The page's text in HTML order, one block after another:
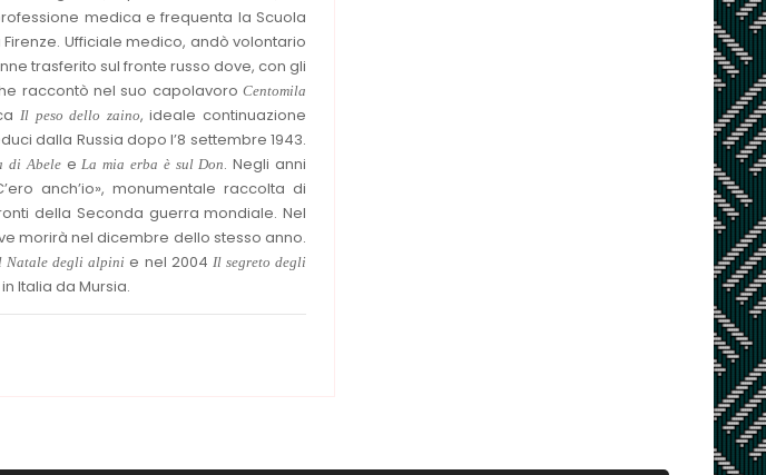
medica e frequenta la Scuola
Ufficiale medico, andò volontario
trasferito sul fronte russo dove, con gli
raccontò nel suo capolavoro Centomila
Il peso dello zaino, ideale continuazione
dalla Russia dopo l’8 settembre 1943.
di AbeleeLa mia erba è sul Don. Negli anni
anch’io», monumentale raccolta di
della Seconda guerra mondiale. Nel
morirà nel dicembre dello stesso anno.
Natale degli alpini e nel 2004 Il segreto degli
Italia da Mursia.